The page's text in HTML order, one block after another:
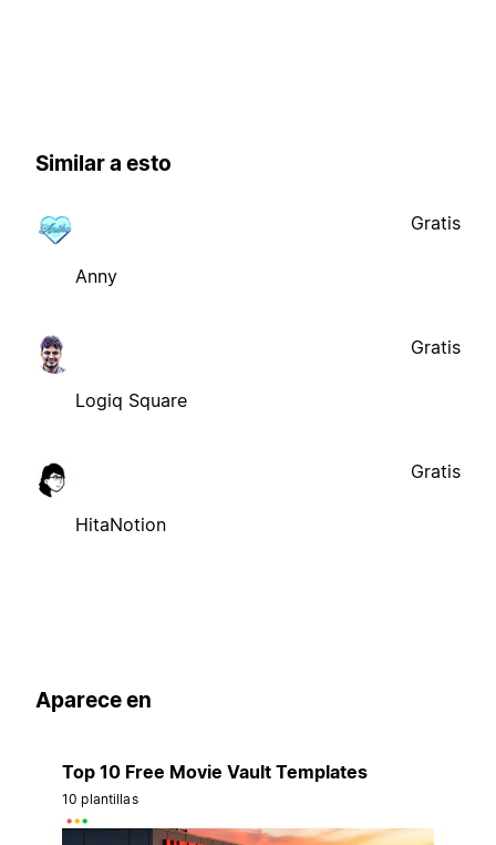
Similar a esto
Anny
Gratis
Logiq Square
Gratis
HitaNotion
Gratis
Aparece en
Top 10 Free Movie Vault Templates
10 plantillas